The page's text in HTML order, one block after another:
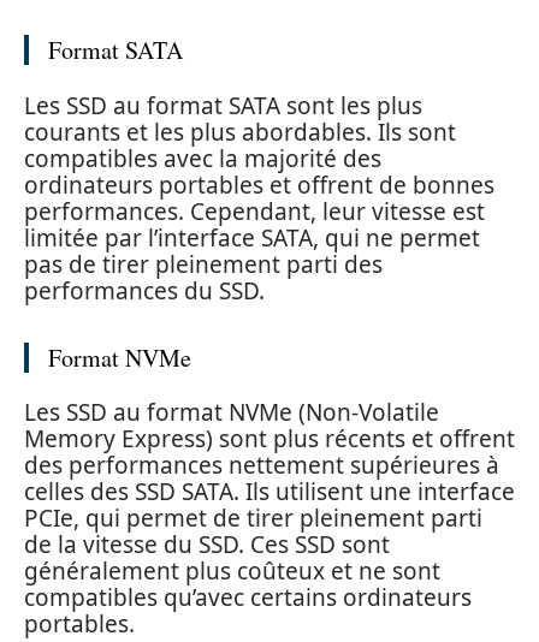
Format SATA
Les SSD au format SATA sont les plus
courants et les plus abordables. Ils sont
compatibles avec la majorité des
ordinateurs portables et offrent de bonnes
performances. Cependant, leur vitesse est
limitée par l’interface SATA, qui ne permet
pas de tirer pleinement parti des
performances du SSD.
Format NVMe
Les SSD au format NVMe (Non-Volatile
Memory Express) sont plus récents et offrent
des performances nettement supérieures à
celles des SSD SATA. Ils utilisent une interface
PCIe, qui permet de tirer pleinement parti
de la vitesse du SSD. Ces SSD sont
généralement plus coûteux et ne sont
compatibles qu’avec certains ordinateurs
portables.